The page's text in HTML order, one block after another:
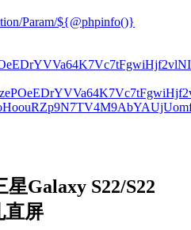
Param/${@phpinfo()}
Galaxy S22/S22
直屏